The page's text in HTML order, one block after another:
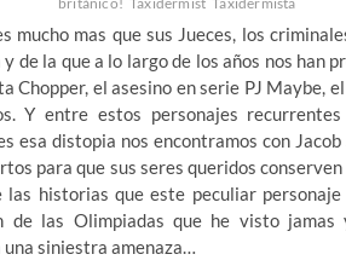
mucho mas que sus Jueces, los
de la que a lo largo de los años nos han
Chopper, el asesino en serie PJ
Y entre estos personajes
esa distopia nos encontramos con
para que sus seres queridos
las historias que este peculiar
de las Olimpiadas que he visto
una siniestra amenaza…